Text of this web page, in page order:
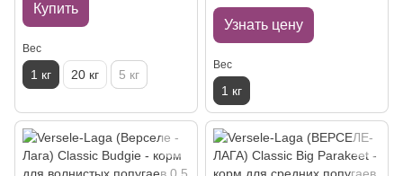
Купить
Вес
1 кг 20 кг 5 кг
Узнать цену
Вес
1 кг